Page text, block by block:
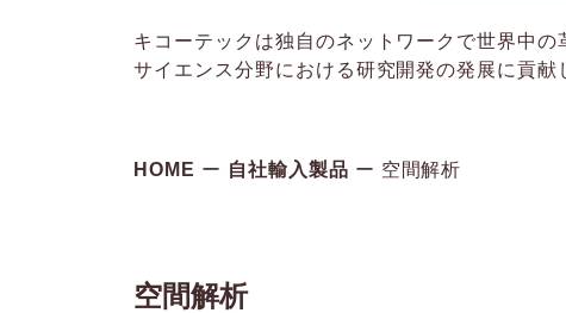
キコーテックは独自のネットワークで世界中
サイエンス分野における研究開発の発展に貢献
HOME 自社輸入製品 空間解析
空間解析